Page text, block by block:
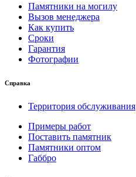
Памятники на могилу
Вызов менеджера
Как купить
Сроки
Гарантия
Фотографии
Справка
Территория обслуживания
Примеры работ
Поставить памятник
Памятники оптом
Габбро